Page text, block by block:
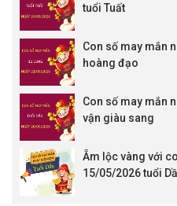
tuổi Tuất
Con số may mắn
hoàng đạo
Con số may mắn
vận giàu sang
Ẵm lộc vàng với
15/05/2026 tuổi